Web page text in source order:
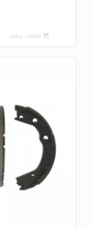
اطلاعات بیشتر